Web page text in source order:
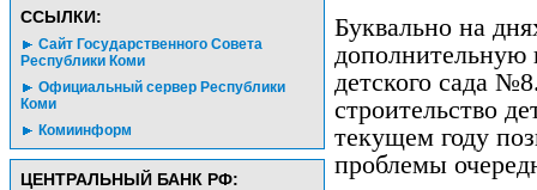
CСЫЛКИ:
Сайт Государственного Совета
Республики Коми
Официальный сервер Республики
Коми
Комиинформ
ЦЕНТРАЛЬНЫЙ БАНК РФ:
Буквально на
дополнительную
детского сада
строительство
текущем году
проблемы